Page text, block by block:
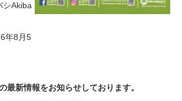
シAkiba
年8月5
最新情報をお知らせしております。